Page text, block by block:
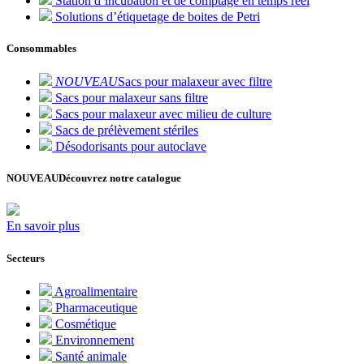
Solutions d’étiquetage de boites de Petri
Consommables
NOUVEAUSacs pour malaxeur avec filtre
Sacs pour malaxeur sans filtre
Sacs pour malaxeur avec milieu de culture
Sacs de prélèvement stériles
Désodorisants pour autoclave
NOUVEAUDécouvrez notre catalogue
En savoir plus
Secteurs
Agroalimentaire
Pharmaceutique
Cosmétique
Environnement
Santé animale